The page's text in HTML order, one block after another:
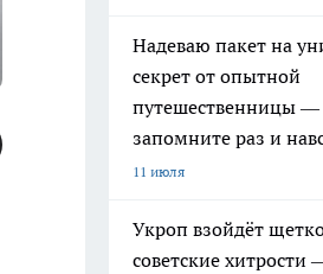
Надеваю пакет на
секрет от опытной
путешественницы —
запомните раз и
11 июля
Укроп взойдёт
советские хитрости